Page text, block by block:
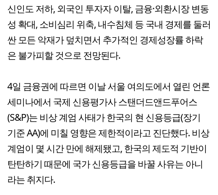
신인도 저하, 외국인 투자자 이탈, 금융·외환시장 변동
성 확대, 소비심리 위축, 내수침체 등 국내 경제를 둘러
싼 모든 악재가 덮치면서 추가적인 경제성장률 하락
은 불가피할 것으로 전망된다.
4일 금융권에 따르면 이날 서울 여의도에서 열린 언론
세미나에서 국제 신용평가사 스탠더드앤드푸어스
(S&P)는 비상 계엄 사태가 한국의 현 신용등급(장기
기준 AA)에 미칠 영향은 제한적이라고 진단했다. 비상
계엄이 몇 시간 만에 해제됐고, 한국의 제도적 기반이
탄탄하기 때문에 국가 신용등급을 바꿀 사유는 아니
라는 취지다.